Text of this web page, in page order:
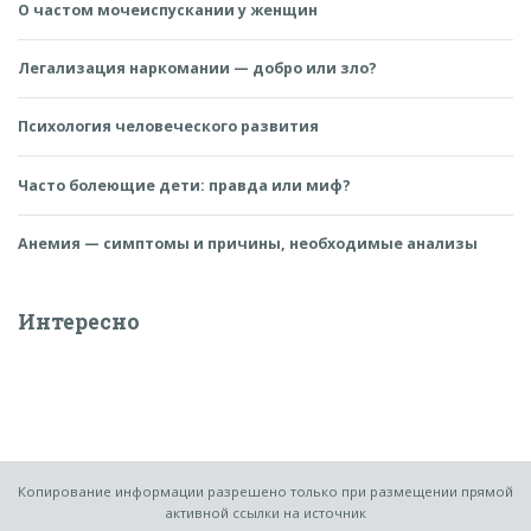
О частом мочеиспускании у женщин
Легализация наркомании — добро или зло?
Психология человеческого развития
Часто болеющие дети: правда или миф?
Анемия — симптомы и причины, необходимые анализы
Интересно
Копирование информации разрешено только при размещении прямой
активной ссылки на источник